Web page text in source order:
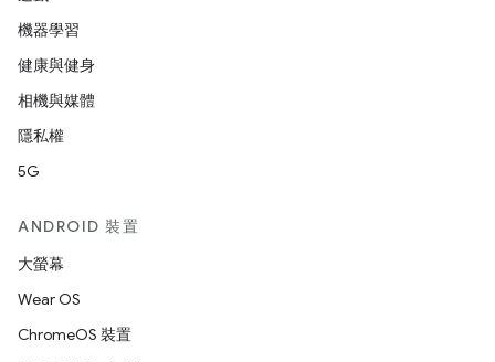
機器學習
健康與健身
相機與媒體
隱私權
5G
ANDROID 裝置
大螢幕
Wear OS
ChromeOS 裝置